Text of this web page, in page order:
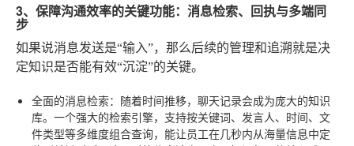
3、保障沟通效率的关键功能：消息检索、回执与多端同
步
如果说消息发送是“输入”，那么后续的管理和追溯就是决
定知识是否能有效“沉淀”的关键。
全面的消息检索：随着时间推移，聊天记录会成为庞大的知识
库。一个强大的检索引擎，支持按关键词、发言人、时间、文
件类型等多维度组合查询，能让员工在几秒内从海量信息中定